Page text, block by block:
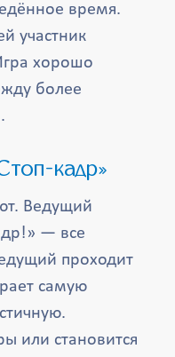
время.
участник
хорошо
более
кадр»
Ведущий
— все
проходит
самую
или становится